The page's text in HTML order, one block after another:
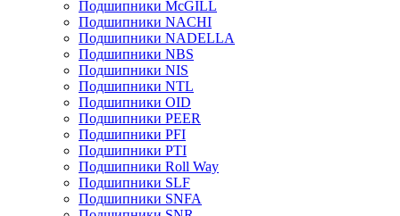
Подшипники McGILL
Подшипники NACHI
Подшипники NADELLA
Подшипники NBS
Подшипники NIS
Подшипники NTL
Подшипники OID
Подшипники PEER
Подшипники PFI
Подшипники PTI
Подшипники Roll Way
Подшипники SLF
Подшипники SNFA